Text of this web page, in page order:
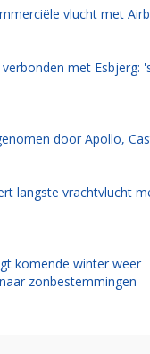
vlucht met
met Esbjerg:
door Apollo,
langste vrachtvlucht
komende winter weer
zonbestemmingen